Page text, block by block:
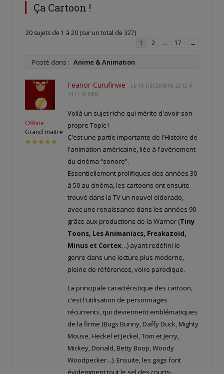
Ça Cartoon !
20 sujets de 1 à 20 (sur un total de 327)
1
2 … 17 →
Posté dans : Anime & Animation
Offline
Grand maitre
★★★★★
Feanor-Curufinwe LE 18 DÉCEMBRE 2012 À
14 H 10 MIN
Voilà un sujet riche qui mérite d'avoir son
propre Topic !
C'est une partie importante de l'Histoire de
l'animation américaine, liée à l'avènement
du cinéma “sonore”.
Essentiellement prolifiques des années 30
à 50 au cinéma, les cartoons ont ensuite
trouvé dans la TV un nouvel eldorado,
avec une renaissance dans les années 90
grâce aux productions de la Warner (Tiny
Toons, Les Animaniacs, Freakazoid,
Minus et Cortex…) ayant redéfini le
genre dans une lecture plus moderne,
pleine de références, voire parodique.
La principale caractéristique des cartoon,
c'est l'utilisation de personnages
récurrents, qui deviennent emblématiques
de la firme (Bugs Bunny, Daffy Duck, Mighty
Mouse, Heckel et Jeckel, Tom et Jerry,
Mickey, Donald, Betty Boop, Woody
Woodpecker…). Ensuite, les gags font
évidemment tout le sel des courts-